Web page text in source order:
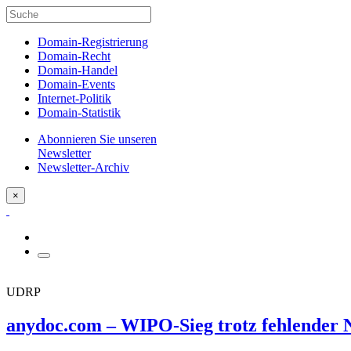
Domain-Registrierung
Domain-Recht
Domain-Handel
Domain-Events
Internet-Politik
Domain-Statistik
Abonnieren Sie unseren
Newsletter
Newsletter-Archiv
×
UDRP
anydoc.com – WIPO-Sieg trotz fehlender